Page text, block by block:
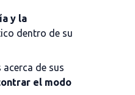
y la
dentro de su
de sus
el modo